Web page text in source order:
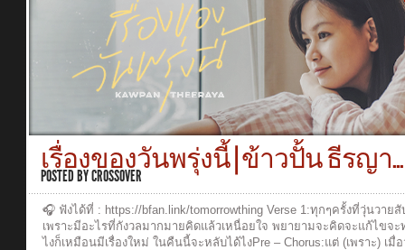
วางใจทุกวันจะกลับกลาย เป็นวันคริสต์มาสVerse 3: ให้ใจเธอยินดี มีควา
เพราะว่ามีพระเจ้าทรงอยู่ข้างเธอประทานความรักและชีวิตใหม่Verse 4:
ทำอะไร ไปที่ไหนอุปสรรคจะยากเย็นสักเท่าไรอย่าหวั่นไหว พระเจ้าจะช่
_______________________________Producer: Ruangkit
YongpiyakulComposer: Burin SupakarapongkulArranger: Burin
SupakarapongkulArtist: Panadda ChumchuerBackground Vocal:
SupakarapongkulPiano/Keyboards: Burin SupakarapongkulAcoustic
Ruangkit YongpiyakulElectric Guitar: Ruangkit YongpiyakulBass:
SupakarapongkulDrums: Sansern DoungkhamMixed and Mastering:
SupakarapongkulExecutive Producer: Ruangkit
Waranya PakunpanyaDirector: Ruangkit YongpiyakulCamera 1:
Luang-ngernMake up & Hair Stylist : Jatuporn
Production Crew: Baipor Ananya, Pomm Panya, Pop Rungroj, Beck
SaritaSpecial Thanks: Langsuan Maitrichit...
เรื่องของวันพรุ่งนี้ | ข้าวปั้น ธีรญา...
POSTED BYCROSSOVER
🎧 ฟังได้ที่ : https://bfan.link/tomorrowthing Verse 1:ทุกๆครั้งที่วุ่นวาย
เพราะมีอะไรที่กังวลมากมายคิดแล้วเหนื่อยใจ พยายามจะคิดจะแก้ไขจะ
ไงก็เหมือนมีเรื่องใหม่ ในคืนนี้จะหลับได้ไงPre – Chorus:แต่ (เพราะ) เมื่อ